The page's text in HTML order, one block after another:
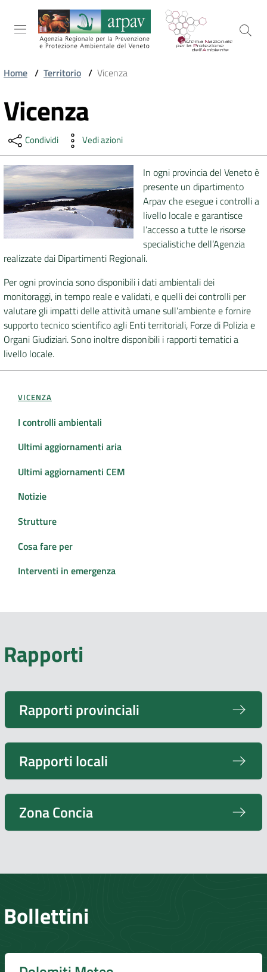
Salta al contenuto
Salta alla navigazione
Salta al footer
TEMI
AMBIENTALI
TERRITORIO
DATI
AMBIENTALI
Seguici
Home / Territorio / Vicenza
Vai al contenuto
Vicenza
Condividi Vedi azioni
In ogni provincia del Veneto è
presente un dipartimento
Arpav che esegue i controlli a
livello locale e garantisce
l’accesso a tutte le risorse
specialistiche dell’Agenzia
realizzate dai Dipartimenti Regionali.
Per ogni provincia sono disponibili i dati ambientali dei
monitoraggi, in tempo reale e validati, e quelli dei controlli per
valutare gli impatti delle attività umane sull’ambiente e fornire
supporto tecnico scientifico agli Enti territoriali, Forze di Polizia e
Organi Giudiziari. Sono inoltre disponibili i rapporti tematici a
livello locale.
VICENZA
I controlli ambientali
Ultimi aggiornamenti aria
Ultimi aggiornamenti CEM
Notizie
Strutture
Cosa fare per
Interventi in emergenza
Rapporti
Rapporti provinciali
Rapporti locali
Zona Concia
Bollettini